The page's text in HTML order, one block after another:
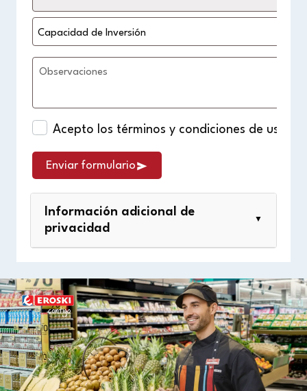
Observaciones
Acepto los términos y condiciones de uso
Enviar formulario
Información adicional de
privacidad
▼